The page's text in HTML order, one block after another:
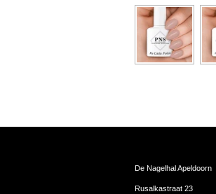
De Nagelhal Apeldoorn
Rusalkastraat 23